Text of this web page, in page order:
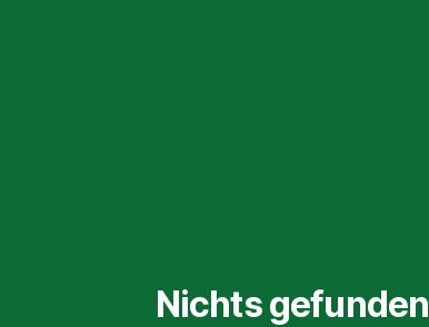
Nichts gefunden